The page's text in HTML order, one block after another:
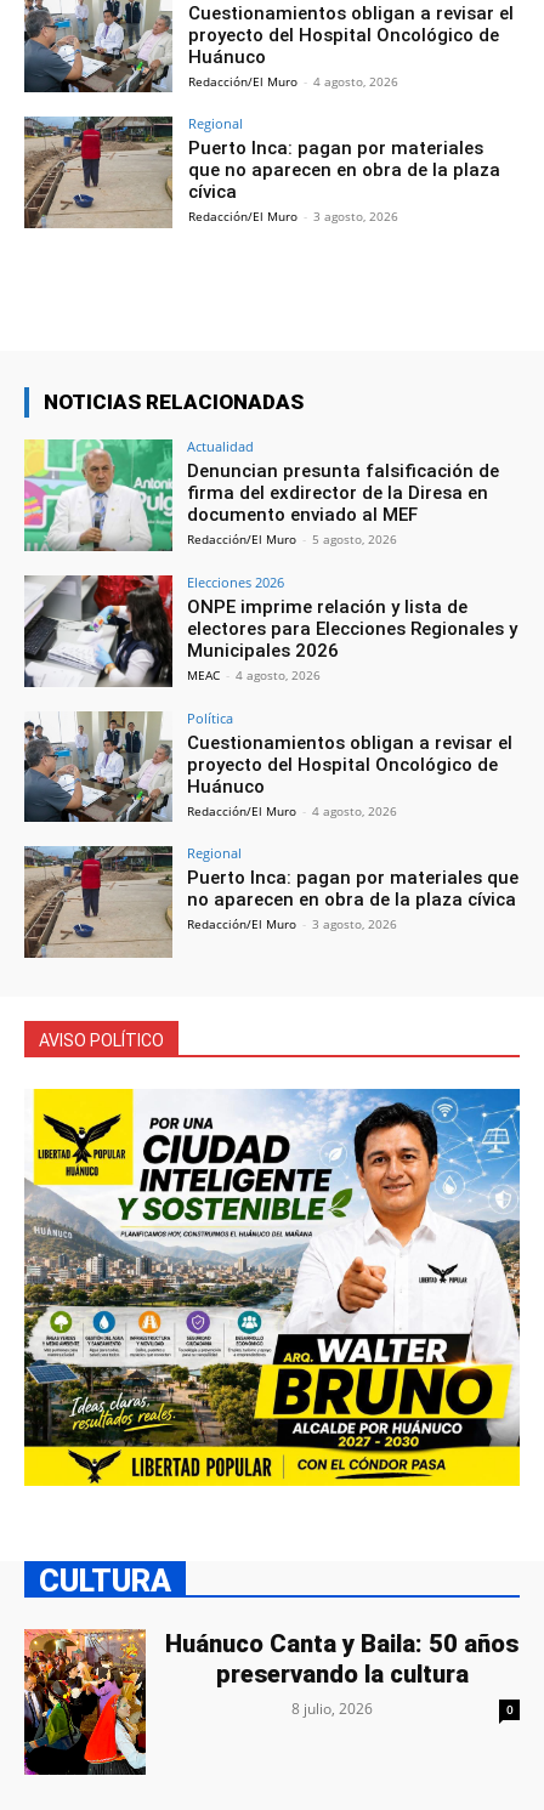
Cuestionamientos obligan a revisar el
proyecto del Hospital Oncológico de
Huánuco
Redacción/El Muro - 4 agosto, 2026
Regional
Puerto Inca: pagan por materiales
que no aparecen en obra de la plaza
cívica
Redacción/El Muro - 3 agosto, 2026
NOTICIAS RELACIONADAS
Actualidad
Denuncian presunta falsificación de
firma del exdirector de la Diresa en
documento enviado al MEF
Redacción/El Muro - 5 agosto, 2026
Elecciones 2026
ONPE imprime relación y lista de
electores para Elecciones Regionales y
Municipales 2026
MEAC - 4 agosto, 2026
Política
Cuestionamientos obligan a revisar el
proyecto del Hospital Oncológico de
Huánuco
Redacción/El Muro - 4 agosto, 2026
Regional
Puerto Inca: pagan por materiales que
no aparecen en obra de la plaza cívica
Redacción/El Muro - 3 agosto, 2026
AVISO POLÍTICO
CULTURA
Huánuco Canta y Baila: 50 años
preservando la cultura
8 julio, 2026 0